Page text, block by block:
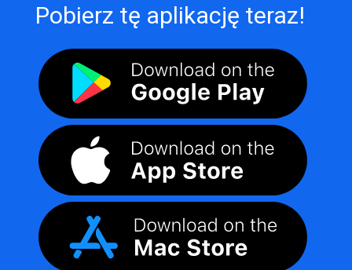
Pobierz tę aplikację teraz!